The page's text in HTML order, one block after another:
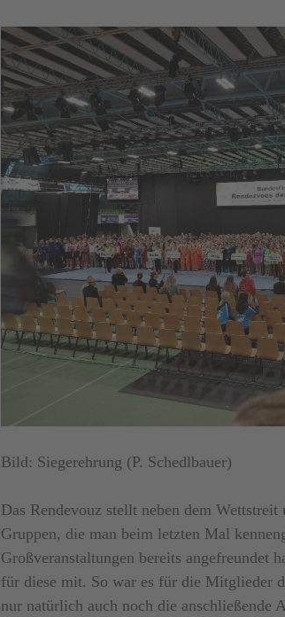
Bild: Siegerehrung (P. Schedlbauer)
Das Rendevouz stellt neben dem
Gruppen, die man beim letzten Mal
Großveranstaltungen bereits angefreundet
für diese mit. So war es für die Mitglieder
nur natürlich auch noch die anschließende